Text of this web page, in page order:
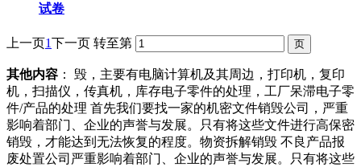
试卷
上一页1下一页 转至第
其他内容 ： 毁，主要有电脑计算机及其周边，打印机，复印
机，扫描仪，传真机，库存电子零件的处理，工厂呆滞电子零
件/产品的处理 首先我们要找一家的机密文件销毁公司，严重
影响着部门、企业的声誉与发展。只有将这些文件进行高保密
销毁，才能达到无法恢复的程度。物资拆解销毁 不良产品报
废处置公司严重影响着部门、企业的声誉与发展。只有将这些